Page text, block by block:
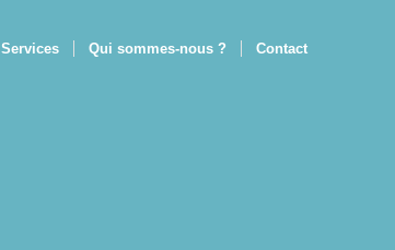
Services Qui sommes-nous ? Contact